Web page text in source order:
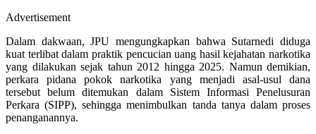
Advertisement
Dalam dakwaan, JPU mengungkapkan bahwa Sutarnedi diduga
kuat terlibat dalam praktik pencucian uang hasil kejahatan narkotika
yang dilakukan sejak tahun 2012 hingga 2025. Namun demikian,
perkara pidana pokok narkotika yang menjadi asal-usul dana
tersebut belum ditemukan dalam Sistem Informasi Penelusuran
Perkara (SIPP), sehingga menimbulkan tanda tanya dalam proses
penanganannya.